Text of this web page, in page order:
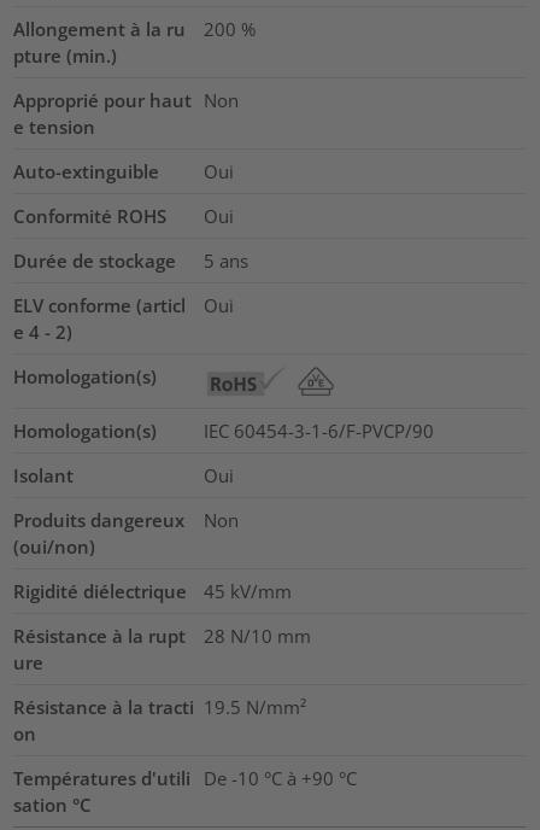
Allongement à la ru
pture (min.)
200 %
Approprié pour haut
e tension
Non
Auto-extinguible
Oui
Conformité ROHS
Oui
Durée de stockage
5 ans
ELV conforme (articl
e 4 - 2)
Oui
Homologation(s)
Homologation(s)
IEC 60454-3-1-6/F-PVCP/90
Isolant
Oui
Produits dangereux
(oui/non)
Non
Rigidité diélectrique 45 kV/mm
Résistance à la rupt
ure
28 N/10 mm
Résistance à la tracti
on
19.5 N/mm²
Températures d'utili
sation °C
De -10 °C à +90 °C